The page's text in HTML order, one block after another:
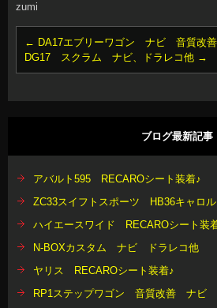
zumi
← DA17エブリーワゴン ナビ 音質改善
DG17 スクラム ナビ、ドラレコ他 →
ブログ最新記事
アバルト595 RECAROシート装着♪
ZC33スイフトスポーツ HB36キャロ
ハイエースワイド RECAROシート装
N-BOXカスタム ナビ ドラレコ他
ヤリス RECAROシート装着♪
RP1ステップワゴン 音質改善 ナビ